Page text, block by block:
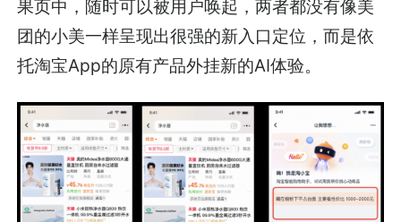
果页中，随时可以被用户唤起，两者都没有像美
团的小美一样呈现出很强的新入口定位，而是依
托淘宝App的原有产品外挂新的AI体验。